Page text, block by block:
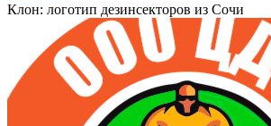
Клон: логотип дезинсекторов из Сочи